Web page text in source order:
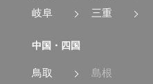
岐阜
三重
中国・四国
鳥取
島根